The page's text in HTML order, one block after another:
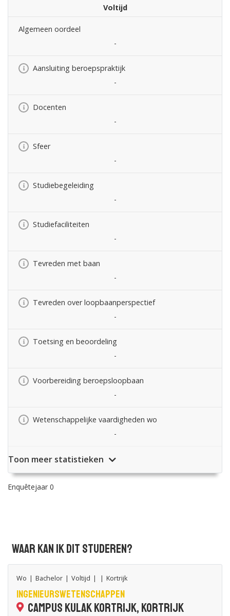
Voltijd
Algemeen oordeel
-
Aansluiting beroepspraktijk
-
Docenten
-
Sfeer
-
Studiebegeleiding
-
Studiefaciliteiten
-
Tevreden met baan
-
Tevreden over loopbaanperspectief
-
Toetsing en beoordeling
-
Voorbereiding beroepsloopbaan
-
Wetenschappelijke vaardigheden wo
-
Toon meer statistieken
Enquêtejaar 0
Waar kan ik dit studeren?
Wo | Bachelor | Voltijd | | Kortrijk
Ingenieurswetenschappen
Campus Kulak Kortrijk, Kortrijk